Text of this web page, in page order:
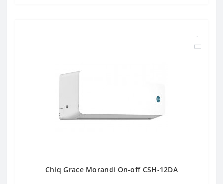
Chiq Grace Morandi On-off CSH-12DA